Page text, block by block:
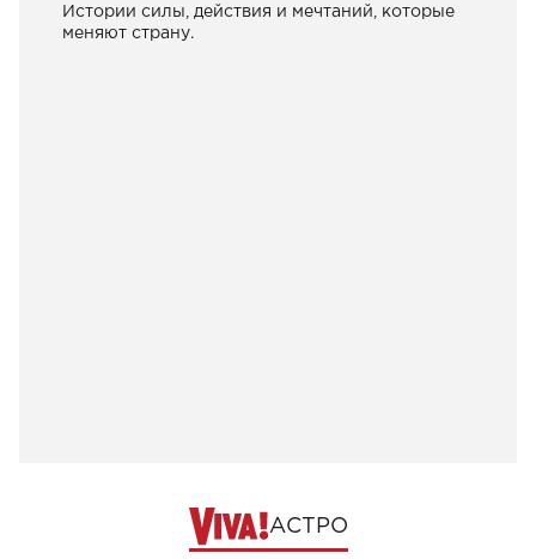
Истории силы, действия и мечтаний, которые
меняют страну.
АСТРО